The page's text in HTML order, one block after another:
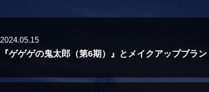
2024.05.15
『ゲゲゲの鬼太郎（第6期）』とメイクアップブラ